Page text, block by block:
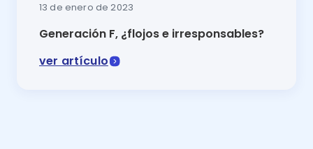
13 de enero de 2023
Generación F, ¿flojos e irresponsables?
ver artículo